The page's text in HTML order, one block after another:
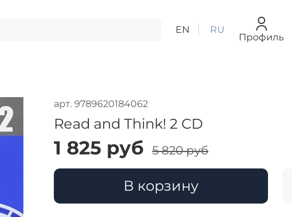
EN RU
Профиль
арт. 9789620184062
Read and Think! 2 CD
1 825 руб 5 820 руб
В корзину